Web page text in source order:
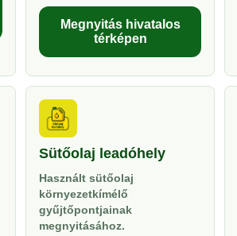
Megnyitás hivatalos
térképen
Sütőolaj leadóhely
Használt sütőolaj
környezetkímélő
gyűjtőpontjainak
megnyitásához.